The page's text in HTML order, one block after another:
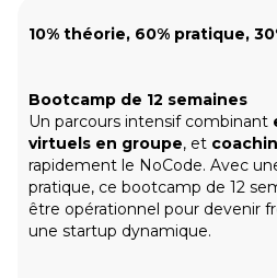
recherche de missions
10% théorie, 60% pratique,
Bootcamp de 12 semaines
Un parcours intensif combinant
virtuels en groupe, et
rapidement le NoCode. Avec
pratique, ce bootcamp de 12
être opérationnel pour devenir
une startup dynamique.